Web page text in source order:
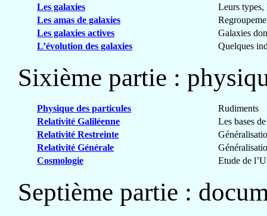
Les galaxies
Leurs
Les amas de galaxies
Les galaxies actives
Galaxies
L’évolution des galaxies
Quelques
Sixième partie :
Physique des particules
Rudiments
Relativité Galiléenne
Les bases
Relativité Restreinte
Relativité Générale
Cosmologie
Etude de
Septième partie :